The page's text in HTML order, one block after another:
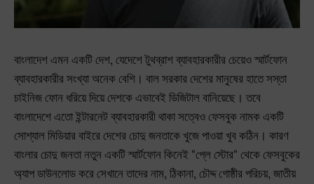
বাংলাদেশ এমন একটি দেশ, যেদেশে টুথব্রাশ ব্যাবহারকারীর চেয়েও স্মার্টফোন
ব্যাবহারকারীর সংখ্যা অনেক বেশি। বাল সরকার দেশের মানুষের হাতে সস্তা
চাইনিজ ফোন ধরিয়ে দিয়ে দেশকে এভাবেই ডিজিটাল বানিয়েছে। তবে
বাংলাদেশে এতো ইন্টারনেট ব্যাবহারকারী থাকা সত্বেও ফেসবুক নামক একটি
সোশ্যাল মিডিয়ার বাইরে দেশের চোদু জনতাকে খুজে পাওয়া খুব কঠিন। কারণ
বাংলার চোদু জনতা নতুন একটি স্মার্টফোন কিনেই "প্লে স্টোর" থেকে ফেসবুকের
অ্যাপ ডাউনলোড করে সেখানে তাদের নাম, ঠিকানা, চৌদ্দ গোষ্ঠীর পরিচয়, জাতীয়